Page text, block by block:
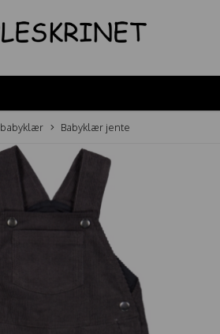
babyklær Babyklær jente